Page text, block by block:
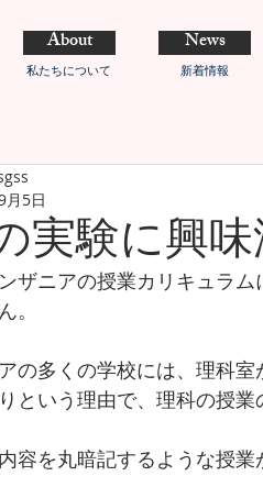
About
私たちについて
News
新着情報
実験に興味
月5日
ザニアの授業カリキュラ
。
の多くの学校には、理科
という理由で、理科の授業
容を丸暗記するような授業